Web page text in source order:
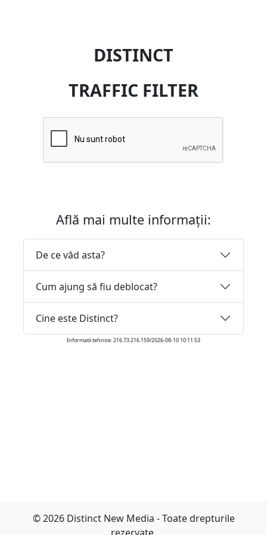
DISTINCT
TRAFFIC FILTER
Află mai multe informații:
De ce văd asta?
Cum ajung să fiu deblocat?
Cine este Distinct?
Informatii tehnice: 216.73.216.159/2026-08-10 10:11:53
© 2026 Distinct New Media - Toate drepturile